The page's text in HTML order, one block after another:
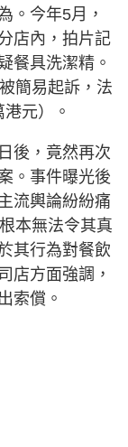
。今年5月，
店內，拍片記
餐具洗潔精。
簡易起訴，法
元）。
後，竟然再次
。事件曝光後
流輿論紛紛痛
本無法令其真
其行為對餐飲
店方面強調，
索償。